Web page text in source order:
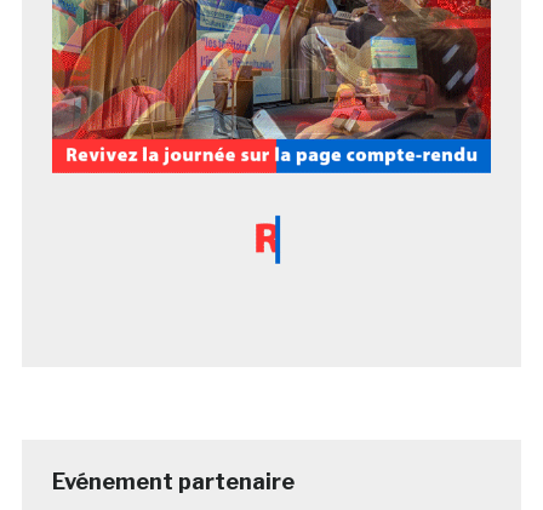
Evénement partenaire